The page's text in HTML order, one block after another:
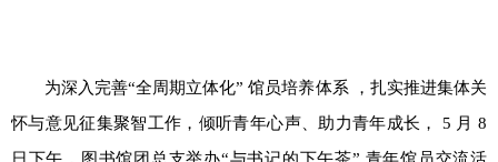
为深入完善“全周期立体化” 馆员培养体系 ，扎实推进集体关
怀与意见征集聚智工作，倾听青年心声、助力青年成长， 5 月8
日下午，图书馆团总支举办“与书记的下午茶” 青年馆员交流活